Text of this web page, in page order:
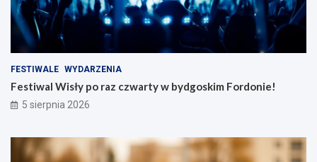
FESTIWALE WYDARZENIA
Festiwal Wisły po raz czwarty w bydgoskim Fordonie!
5 sierpnia 2026